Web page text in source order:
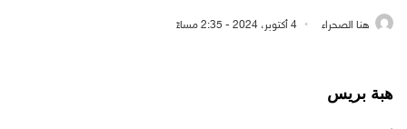
هنا الصحراء 4 أكتوبر، 2024 - 2:35 مساءً
هبة بريس